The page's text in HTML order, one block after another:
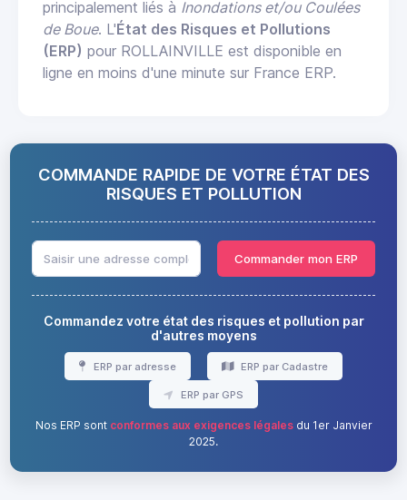
principalement liés à Inondations et/ou Coulées
de Boue. L'État des Risques et Pollutions
(ERP) pour ROLLAINVILLE est disponible en
ligne en moins d'une minute sur France ERP.
COMMANDE RAPIDE DE VOTRE ÉTAT DES
RISQUES ET POLLUTION
Commander mon ERP
Commandez votre état des risques et pollution par
d'autres moyens
ERP par adresse ERP par Cadastre
ERP par GPS
Nos ERP sont conformes aux exigences légalesdu 1er Janvier
2025.